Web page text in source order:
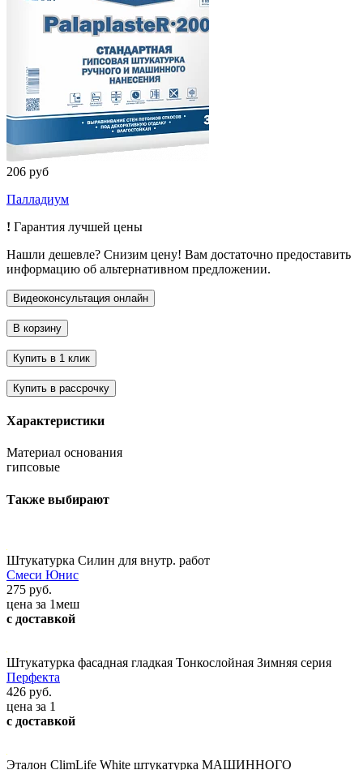
206 руб
Палладиум
! Гарантия лучшей цены
Нашли дешевле? Снизим цену! Вам достаточно предоставить
информацию об альтернативном предложении.
Характеристики
Материал основания
гипсовые
Также выбирают
Штукатурка Силин для внутр. работ
Смеси Юнис
275 руб.
цена за 1меш
с доставкой
Штукатурка фасадная гладкая Тонкослойная Зимняя серия
Перфекта
426 руб.
цена за 1
с доставкой
Эталон ClimLife White штукатурка МАШИННОГО